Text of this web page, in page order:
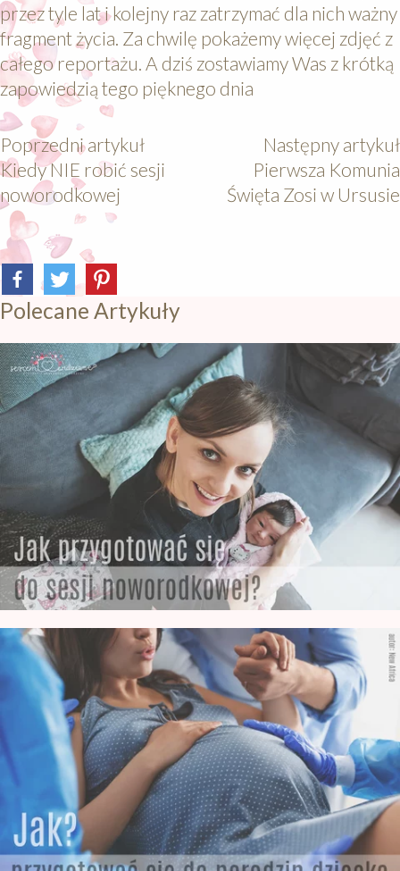
przez tyle lat i kolejny raz zatrzymać dla nich ważny
fragment życia. Za chwilę pokażemy więcej zdjęć z
całego reportażu. A dziś zostawiamy Was z krótką
zapowiedzią tego pięknego dnia
Poprzedni artykuł
Kiedy NIE robić sesji
noworodkowej
Następny artykuł
Pierwsza Komunia
Święta Zosi w Ursusie
Polecane Artykuły